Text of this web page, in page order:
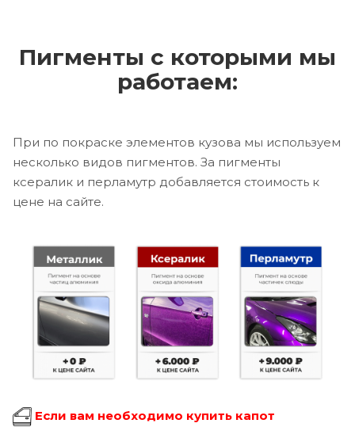
Пигменты с которыми мы
работаем:
При по покраске элементов кузова мы используем
несколько видов пигментов. За пигменты
ксералик и перламутр добавляется стоимость к
цене на сайте.
Если вам необходимо купить капот